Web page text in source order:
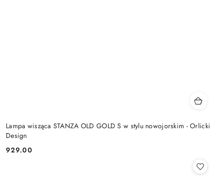
Lampa wisząca STANZA OLD GOLD S w stylu nowojorskim - Orlicki
Design
Cena:
929.00